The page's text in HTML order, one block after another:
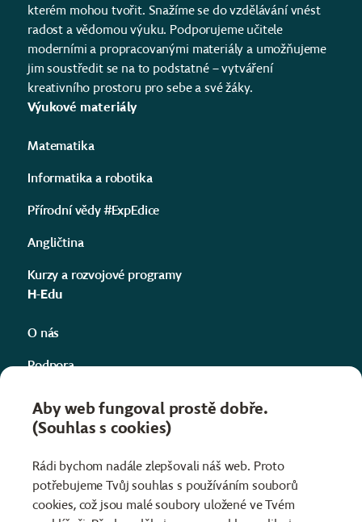
kterém mohou tvořit. Snažíme se do vzdělávání vnést
radost a vědomou výuku. Podporujeme učitele
moderními a propracovanými materiály a umožňujeme
jim soustředit se na to podstatné – vytváření
kreativního prostoru pro sebe a své žáky.
Výukové materiály
Matematika
Informatika a robotika
Přírodní vědy #ExpEdice
Angličtina
Kurzy a rozvojové programy
H-Edu
O nás
Podpora
Projekty
Obchodní podmínky
Aby web fungoval prostě dobře.
(Souhlas s cookies)
Rádi bychom nadále zlepšovali náš web. Proto
potřebujeme Tvůj souhlas s používáním souborů
cookies, což jsou malé soubory uložené ve Tvém